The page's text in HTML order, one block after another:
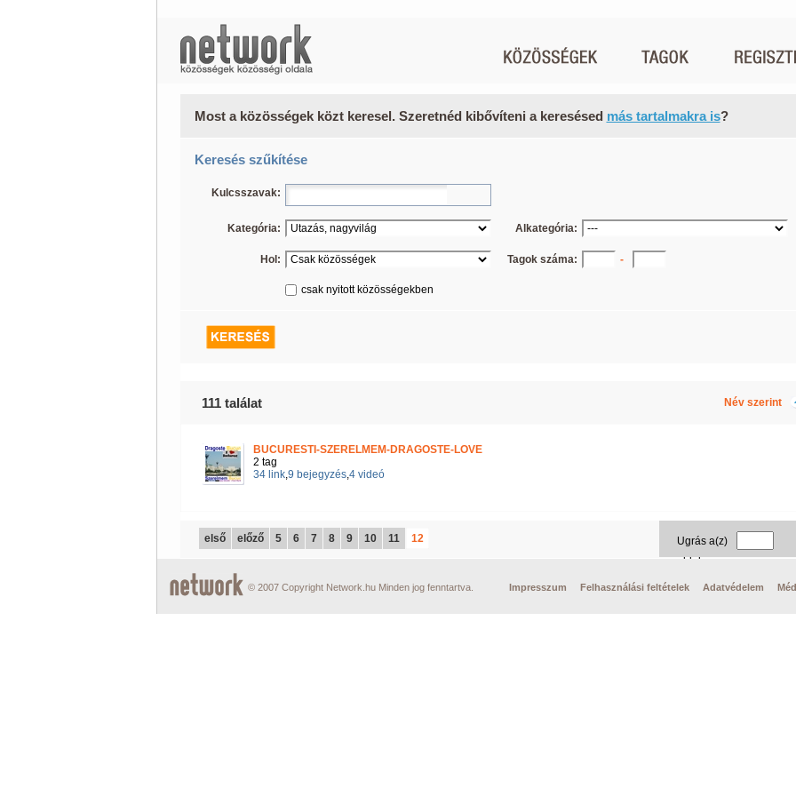
Most a közösségek közt keresel. Szeretnéd kibővíteni a keresésed más tartalmakra is?
Keresés szűkítése
Kulcsszavak:
Kategória: Alkategória:
Hol: Tagok száma: -
csak nyitott közösségekben
111 találat Név szerint
BUCURESTI-SZERELMEM-DRAGOSTE-LOVE
2 tag
34 link,9 bejegyzés,4 videó
Ugrás a(z)
oldalra
első előző 5 6 7 8 9 10 11 12
© 2007 Copyright Network.hu Minden jog fenntartva. Impresszum Felhasználási feltételek Adatvédelem